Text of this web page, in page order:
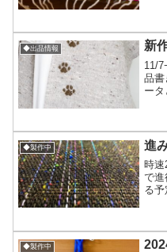
な
いそ
◆出品情報 新
11/
品書
ータ
ウ
◆製作中 進
時
で進
る
り3
ン
◆製作中